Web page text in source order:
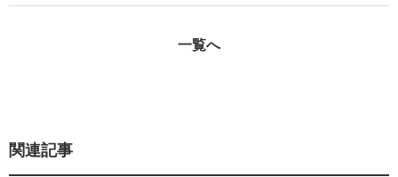
一覧へ
関連記事